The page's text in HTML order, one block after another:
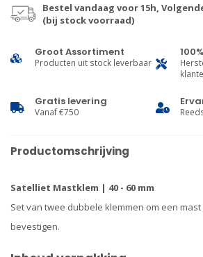
Bestel vandaag voor 15h,
(bij stock voorraad)
Groot Assortiment
Producten uit stock leverbaar
Gratis levering
Vanaf €750
Productomschrijving
Satelliet Mastklem | 40 - 60 mm
Set van twee dubbele klemmen om een
bevestigen.